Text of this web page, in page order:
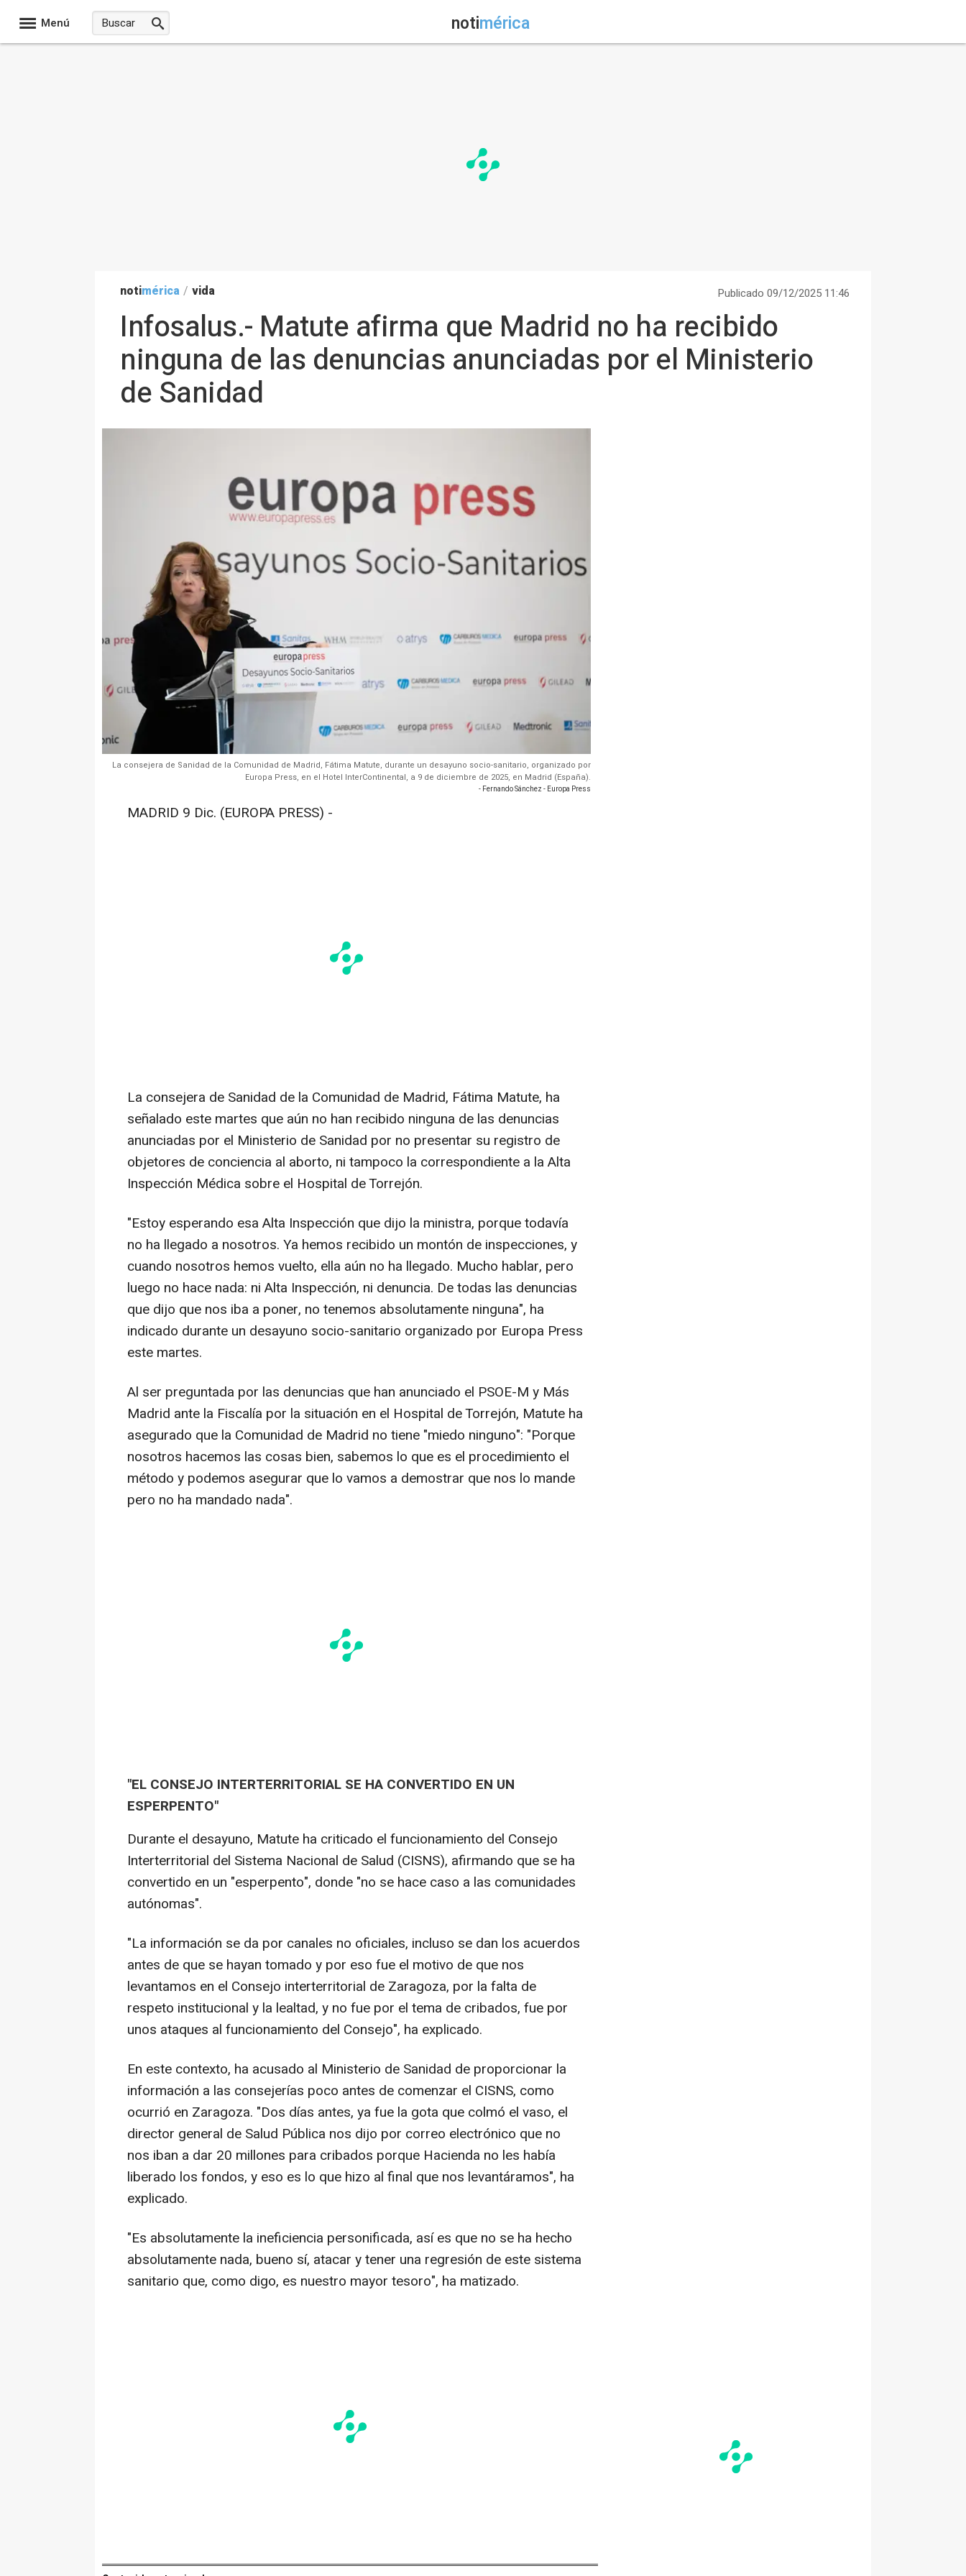
Menú notimérica
notimérica / vida Publicado 09/12/2025 11:46
Infosalus.- Matute afirma que Madrid no ha recibido
ninguna de las denuncias anunciadas por el Ministerio
de Sanidad
La consejera de Sanidad de la Comunidad de Madrid, Fátima Matute, durante un desayuno socio-sanitario, organizado por
Europa Press, en el Hotel InterContinental, a 9 de diciembre de 2025, en Madrid (España).
- Fernando Sánchez - Europa Press
MADRID 9 Dic. (EUROPA PRESS) -
La consejera de Sanidad de la Comunidad de Madrid, Fátima Matute, ha
señalado este martes que aún no han recibido ninguna de las denuncias
anunciadas por el Ministerio de Sanidad por no presentar su registro de
objetores de conciencia al aborto, ni tampoco la correspondiente a la Alta
Inspección Médica sobre el Hospital de Torrejón.
"Estoy esperando esa Alta Inspección que dijo la ministra, porque todavía
no ha llegado a nosotros. Ya hemos recibido un montón de inspecciones, y
cuando nosotros hemos vuelto, ella aún no ha llegado. Mucho hablar, pero
luego no hace nada: ni Alta Inspección, ni denuncia. De todas las denuncias
que dijo que nos iba a poner, no tenemos absolutamente ninguna", ha
indicado durante un desayuno socio-sanitario organizado por Europa Press
este martes.
Al ser preguntada por las denuncias que han anunciado el PSOE-M y Más
Madrid ante la Fiscalía por la situación en el Hospital de Torrejón, Matute ha
asegurado que la Comunidad de Madrid no tiene "miedo ninguno": "Porque
nosotros hacemos las cosas bien, sabemos lo que es el procedimiento el
método y podemos asegurar que lo vamos a demostrar que nos lo mande
pero no ha mandado nada".
"EL CONSEJO INTERTERRITORIAL SE HA CONVERTIDO EN UN
ESPERPENTO"
Durante el desayuno, Matute ha criticado el funcionamiento del Consejo
Interterritorial del Sistema Nacional de Salud (CISNS), afirmando que se ha
convertido en un "esperpento", donde "no se hace caso a las comunidades
autónomas".
"La información se da por canales no oficiales, incluso se dan los acuerdos
antes de que se hayan tomado y por eso fue el motivo de que nos
levantamos en el Consejo interterritorial de Zaragoza, por la falta de
respeto institucional y la lealtad, y no fue por el tema de cribados, fue por
unos ataques al funcionamiento del Consejo", ha explicado.
En este contexto, ha acusado al Ministerio de Sanidad de proporcionar la
información a las consejerías poco antes de comenzar el CISNS, como
ocurrió en Zaragoza. "Dos días antes, ya fue la gota que colmó el vaso, el
director general de Salud Pública nos dijo por correo electrónico que no
nos iban a dar 20 millones para cribados porque Hacienda no les había
liberado los fondos, y eso es lo que hizo al final que nos levantáramos", ha
explicado.
"Es absolutamente la ineficiencia personificada, así es que no se ha hecho
absolutamente nada, bueno sí, atacar y tener una regresión de este sistema
sanitario que, como digo, es nuestro mayor tesoro", ha matizado.